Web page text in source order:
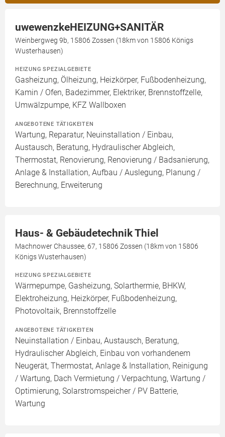
uwewenzkeHEIZUNG+SANITÄR
Weinbergweg 9b, 15806 Zossen (18km von 15806 Königs
Wusterhausen)
HEIZUNG SPEZIALGEBIETE
Gasheizung, Ölheizung, Heizkörper, Fußbodenheizung,
Kamin / Ofen, Badezimmer, Elektriker, Brennstoffzelle,
Umwälzpumpe, KFZ Wallboxen
ANGEBOTENE TÄTIGKEITEN
Wartung, Reparatur, Neuinstallation / Einbau,
Austausch, Beratung, Hydraulischer Abgleich,
Thermostat, Renovierung, Renovierung / Badsanierung,
Anlage & Installation, Aufbau / Auslegung, Planung /
Berechnung, Erweiterung
Haus- & Gebäudetechnik Thiel
Machnower Chaussee, 67, 15806 Zossen (18km von 15806
Königs Wusterhausen)
HEIZUNG SPEZIALGEBIETE
Wärmepumpe, Gasheizung, Solarthermie, BHKW,
Elektroheizung, Heizkörper, Fußbodenheizung,
Photovoltaik, Brennstoffzelle
ANGEBOTENE TÄTIGKEITEN
Neuinstallation / Einbau, Austausch, Beratung,
Hydraulischer Abgleich, Einbau von vorhandenem
Neugerät, Thermostat, Anlage & Installation, Reinigung
/ Wartung, Dach Vermietung / Verpachtung, Wartung /
Optimierung, Solarstromspeicher / PV Batterie,
Wartung